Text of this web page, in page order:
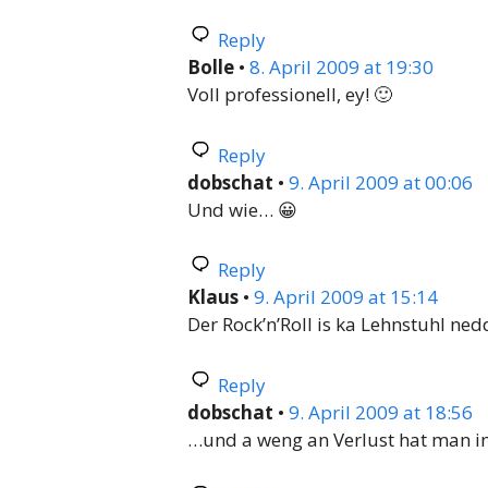
Reply
Bolle • 8. April 2009 at 19:30
Voll professionell, ey! 🙂
Reply
dobschat • 9. April 2009 at 00:06
Und wie… 😀
Reply
Klaus • 9. April 2009 at 15:14
Der Rock’n’Roll is ka Lehnstuhl
Reply
dobschat • 9. April 2009 at 18:56
…und a weng an Verlust hat man